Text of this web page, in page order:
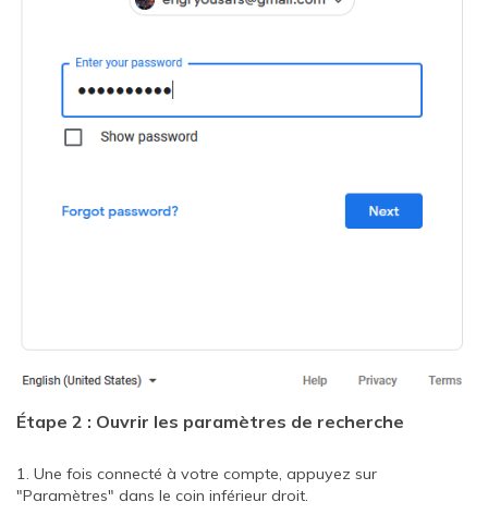
Étape 2 : Ouvrir les paramètres de recherche
1. Une fois connecté à votre compte, appuyez sur
"Paramètres" dans le coin inférieur droit.